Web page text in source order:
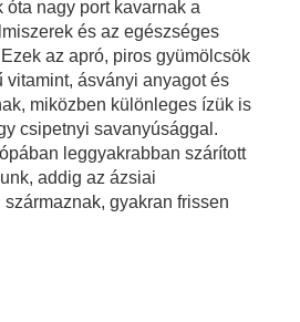
gyakran frissen